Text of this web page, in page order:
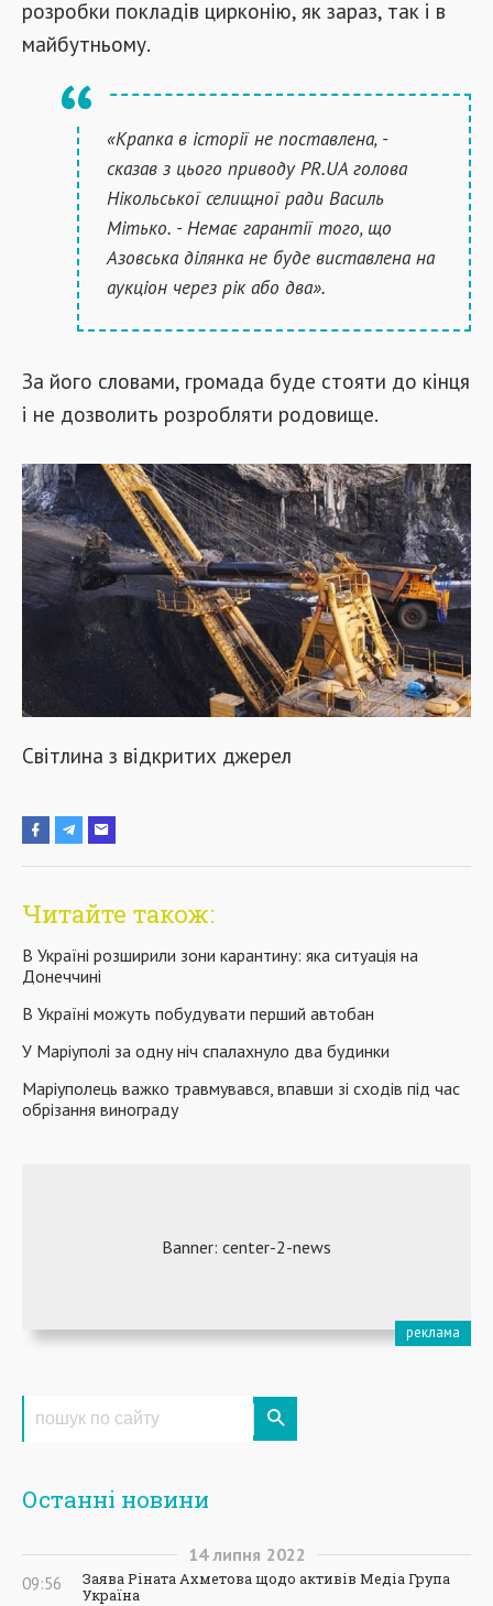
розробки покладів цирконію, як зараз, так і в
майбутньому.
«Крапка в історії не поставлена, -
сказав з цього приводу PR.UA голова
Нікольської селищної ради Василь
Мітько. - Немає гарантії того, що
Азовська ділянка не буде виставлена на
аукціон через рік або два».
За його словами, громада буде стояти до кінця
і не дозволить розробляти родовище.
Світлина з відкритих джерел
Читайте також:
В Україні розширили зони карантину: яка ситуація на
Донеччині
В Україні можуть побудувати перший автобан
У Маріуполі за одну ніч спалахнуло два будинки
Маріуполець важко травмувався, впавши зі сходів під час
обрізання винограду
Останні новини
14 липня 2022
09:56
Заява Ріната Ахметова щодо активів Медіа Група
Україна